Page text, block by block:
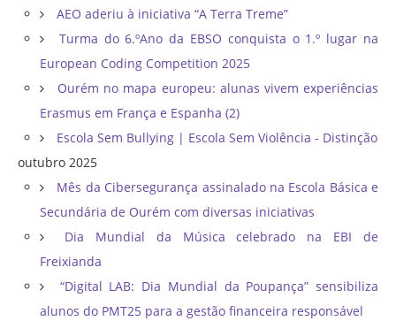
AEO aderiu à iniciativa “A Terra Treme”
Turma do 6.ºAno da EBSO conquista o 1.º lugar na
European Coding Competition 2025
Ourém no mapa europeu: alunas vivem experiências
Erasmus em França e Espanha (2)
Escola Sem Bullying | Escola Sem Violência - Distinção
outubro 2025
Mês da Cibersegurança assinalado na Escola Básica e
Secundária de Ourém com diversas iniciativas
Dia Mundial da Música celebrado na EBI de
Freixianda
“Digital LAB: Dia Mundial da Poupança” sensibiliza
alunos do PMT25 para a gestão financeira responsável